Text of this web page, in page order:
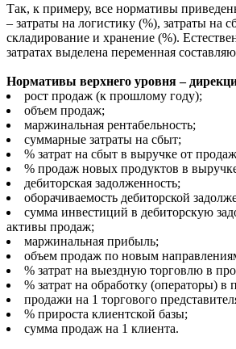
Так, к примеру, все нормативы
– затраты на логистику (%), затраты на
складирование и хранение (%).
затратах выделена переменная
Нормативы верхнего уровня –
рост продаж (к прошлому году);
объем продаж;
маржинальная рентабельность;
суммарные затраты на сбыт;
% затрат на сбыт в выручке от
% продаж новых продуктов в
дебиторская задолженность;
оборачиваемость дебиторской
сумма инвестиций в дебиторскую
активы продаж;
маржинальная прибыль;
объем продаж по новым
% затрат на выездную торговлю в
% затрат на обработку (операторы) в
продажи на 1 торгового
% прироста клиентской базы;
сумма продаж на 1 клиента.